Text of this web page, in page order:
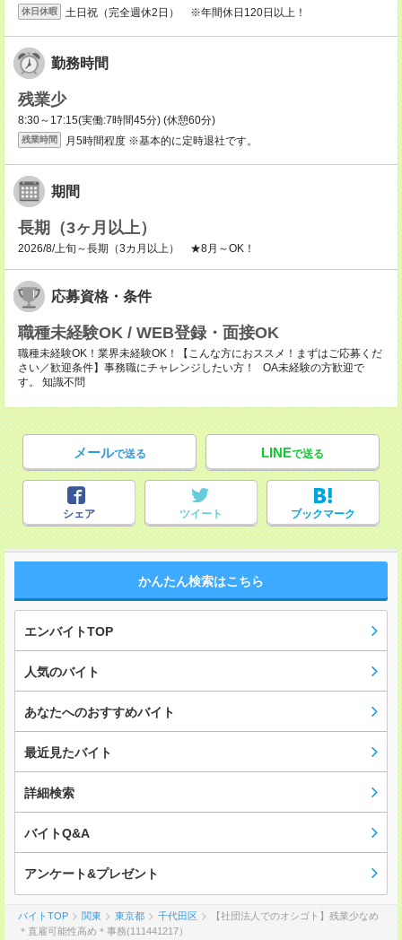
休日休暇 土日祝（完全週休2日） ※年間休日120日以上！
勤務時間
残業少
8:30～17:15(実働:7時間45分) (休憩60分)
残業時間 月5時間程度 ※基本的に定時退社です。
期間
長期（3ヶ月以上）
2026/8/上旬～長期（3カ月以上） ★8月～OK！
応募資格・条件
職種未経験OK / WEB登録・面接OK
職種未経験OK！業界未経験OK！【こんな方におススメ！まずはご応募くだ
さい／歓迎条件】事務職にチャレンジしたい方！ OA未経験の方歓迎で
す。 知識不問
メールで送る LINEで送る
シェア ツイート ブックマーク
かんたん検索はこちら
エンバイトTOP
人気のバイト
あなたへのおすすめバイト
最近見たバイト
詳細検索
バイトQ&A
アンケート&プレゼント
バイトTOP 関東 東京都 千代田区
【社団法人でのオシゴト】残業少なめ
＊直雇可能性高め＊事務(111441217）